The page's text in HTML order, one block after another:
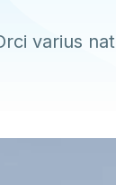
varius